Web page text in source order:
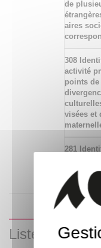
de
aires
308
activité
points de
visées et
281
natif, du
Liste des